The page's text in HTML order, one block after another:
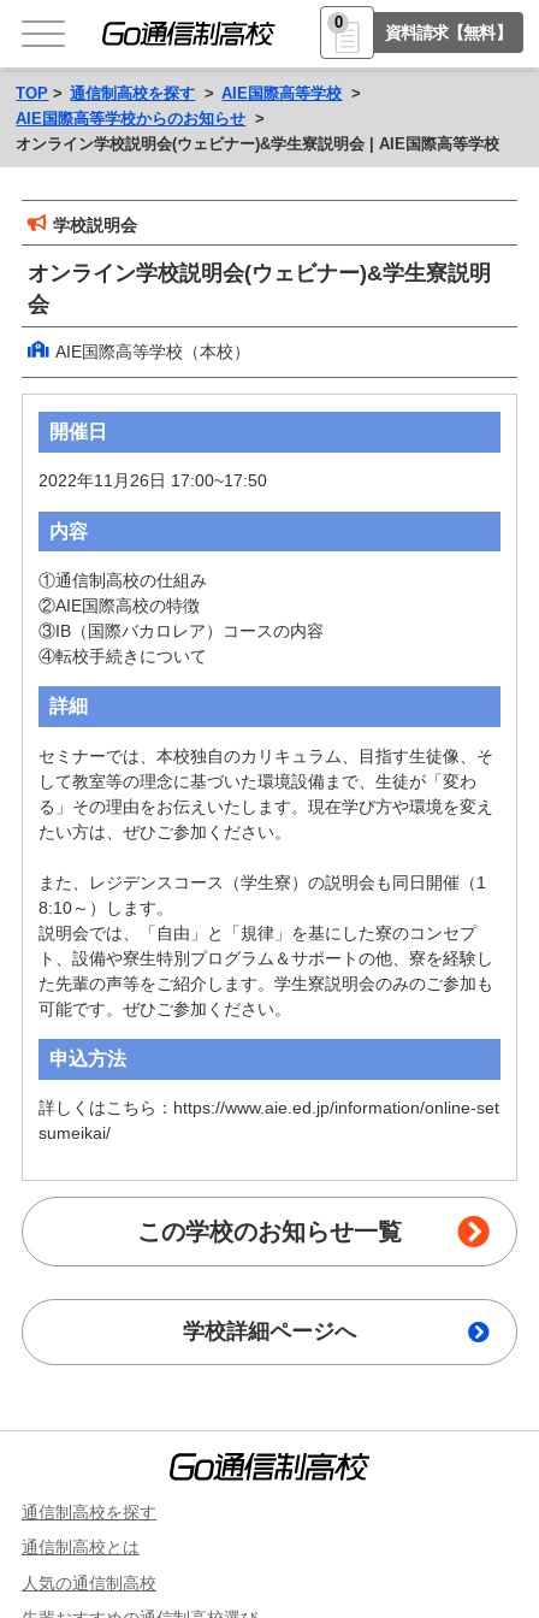
0
資料請求【無料】
TOP 通信制高校を探す
AIE国際高等学校
AIE国際高等学校からのお知らせ
オンライン学校説明会(ウェビナー)&学生寮説明会 | AIE国際高等学校
学校説明会
オンライン学校説明会(ウェビナー)&学生寮説明
会
AIE国際高等学校（本校）
開催日
2022年11月26日 17:00~17:50
内容
①通信制高校の仕組み
②AIE国際高校の特徴
③IB（国際バカロレア）コースの内容
④転校手続きについて
詳細
セミナーでは、本校独自のカリキュラム、目指す生徒像、そ
して教室等の理念に基づいた環境設備まで、生徒が「変わ
る」その理由をお伝えいたします。現在学び方や環境を変え
たい方は、ぜひご参加ください。
また、レジデンスコース（学生寮）の説明会も同日開催（1
8:10～）します。
説明会では、「自由」と「規律」を基にした寮のコンセプ
ト、設備や寮生特別プログラム＆サポートの他、寮を経験し
た先輩の声等をご紹介します。学生寮説明会のみのご参加も
可能です。ぜひご参加ください。
申込方法
詳しくはこちら：https://www.aie.ed.jp/information/online-set
sumeikai/
この学校のお知らせ一覧
学校詳細ページへ
通信制高校を探す
通信制高校とは
人気の通信制高校